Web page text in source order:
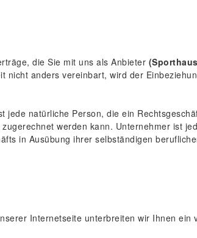
die Sie mit uns als Anbieter
nicht anders vereinbart, wird der
jede natürliche Person, die ein
werden kann. Unternehmer ist
in Ausübung ihrer selbständigen
Internetseite unterbreiten wir Ihnen